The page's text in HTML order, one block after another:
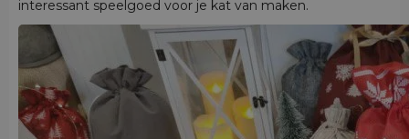
interessant speelgoed voor je kat van maken.